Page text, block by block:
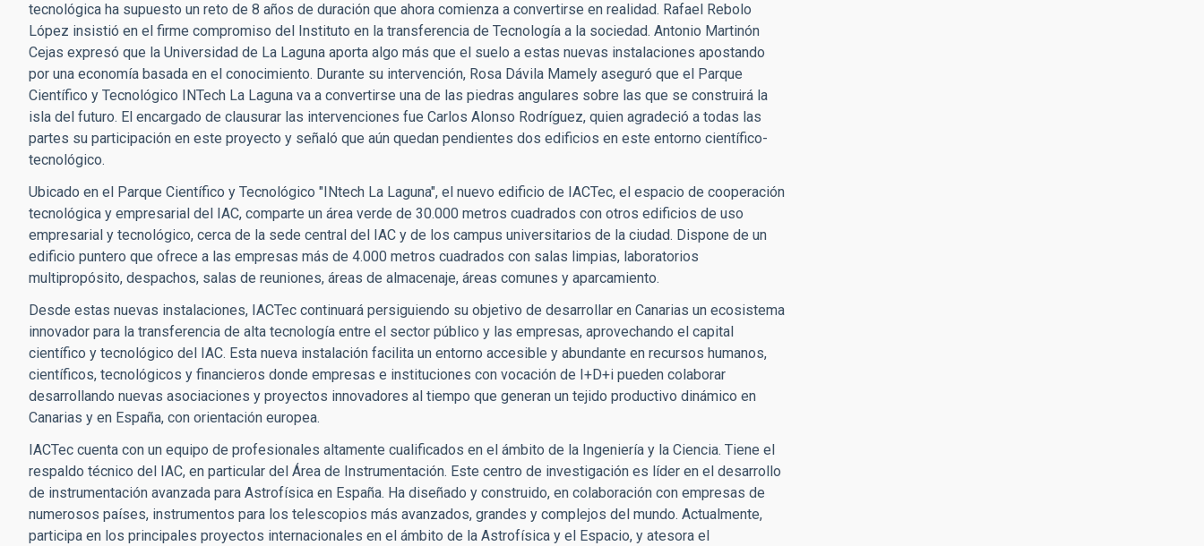
tecnológica ha supuesto un reto de 8 años de duración que ahora comienza a convertirse en realidad. Rafael Rebolo
López insistió en el firme compromiso del Instituto en la transferencia de Tecnología a la sociedad. Antonio Martinón
Cejas expresó que la Universidad de La Laguna aporta algo más que el suelo a estas nuevas instalaciones apostando
por una economía basada en el conocimiento. Durante su intervención, Rosa Dávila Mamely aseguró que el Parque
Científico y Tecnológico INTech La Laguna va a convertirse una de las piedras angulares sobre las que se construirá la
isla del futuro. El encargado de clausurar las intervenciones fue Carlos Alonso Rodríguez, quien agradeció a todas las
partes su participación en este proyecto y señaló que aún quedan pendientes dos edificios en este entorno científico-
tecnológico.
Ubicado en el Parque Científico y Tecnológico "INtech La Laguna", el nuevo edificio de IACTec, el espacio de cooperación
tecnológica y empresarial del IAC, comparte un área verde de 30.000 metros cuadrados con otros edificios de uso
empresarial y tecnológico, cerca de la sede central del IAC y de los campus universitarios de la ciudad. Dispone de un
edificio puntero que ofrece a las empresas más de 4.000 metros cuadrados con salas limpias, laboratorios
multipropósito, despachos, salas de reuniones, áreas de almacenaje, áreas comunes y aparcamiento.
Desde estas nuevas instalaciones, IACTec continuará persiguiendo su objetivo de desarrollar en Canarias un ecosistema
innovador para la transferencia de alta tecnología entre el sector público y las empresas, aprovechando el capital
científico y tecnológico del IAC. Esta nueva instalación facilita un entorno accesible y abundante en recursos humanos,
científicos, tecnológicos y financieros donde empresas e instituciones con vocación de I+D+i pueden colaborar
desarrollando nuevas asociaciones y proyectos innovadores al tiempo que generan un tejido productivo dinámico en
Canarias y en España, con orientación europea.
IACTec cuenta con un equipo de profesionales altamente cualificados en el ámbito de la Ingeniería y la Ciencia. Tiene el
respaldo técnico del IAC, en particular del Área de Instrumentación. Este centro de investigación es líder en el desarrollo
de instrumentación avanzada para Astrofísica en España. Ha diseñado y construido, en colaboración con empresas de
numerosos países, instrumentos para los telescopios más avanzados, grandes y complejos del mundo. Actualmente,
participa en los principales proyectos internacionales en el ámbito de la Astrofísica y el Espacio, y atesora el